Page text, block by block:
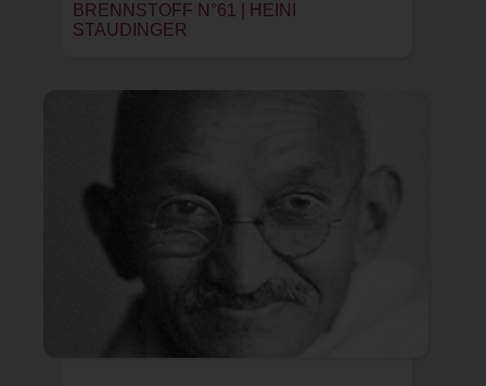
BRENNSTOFF N°61 |
HEINI
STAUDINGER